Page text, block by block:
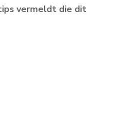
vermeldt die dit